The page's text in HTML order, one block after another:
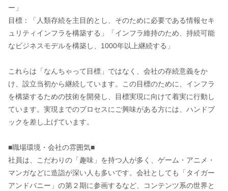
ー」
目標：「人類存続を主目的とし、そのために必要である情報セキ
ュリティインフラを構築する」「インフラ維持のため、持続可能
なビジネスモデルを構築し、1000年以上継続する」
これらは「なんちゃって目標」ではなく、会社の存続意義をか
け、設立当初から継続しています。この目標のために、インフラ
を構築するための技術を開発し、目標実現に向けて着実に行動し
ています。実現までのプロセスにご興味がある方には、ハンドブ
ックを差し上げています。
■職場環境・会社の雰囲気■
社員は、こだわりの「趣味」を持つ人が多く、ゲーム・アニメ・
マンガなどに造詣が深い人も多いです。会社としても「タイガー
アンドバニー」の第２期に参画するなど、コンテンツ系の世界と